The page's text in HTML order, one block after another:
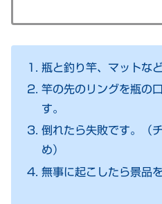
瓶と釣り竿、マットな
竿の先のリングを瓶の
す。
倒れたら失敗です。（
め）
無事に起こしたら景品